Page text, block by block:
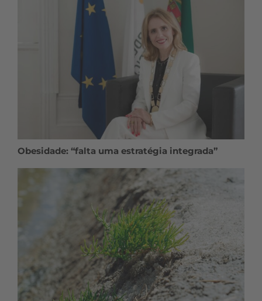
Obesidade: “falta uma estratégia integrada”